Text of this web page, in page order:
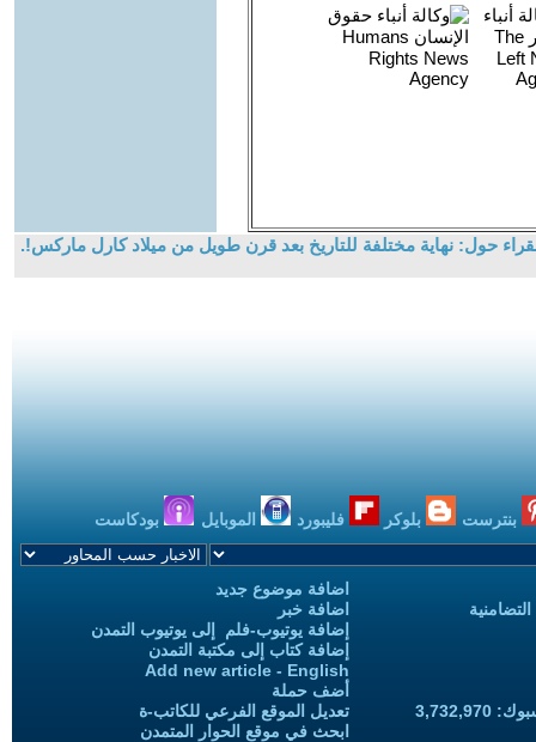
حول: نهاية مختلفة للتاريخ بعد قرن طويل من ميلاد كارل ماركس!.
بنترست بلوكر فليبورد الموبايل بودكاست
اضافة موضوع جديد
اضافة خبر
إضافة يوتيوب-فلم إلى يوتيوب التمدن
إضافة كتاب إلى مكتبة التمدن
Add new article - English
أضف حملة
تعديل الموقع الفرعي للكاتب-ة
ابحث في موقع الحوار المتمدن